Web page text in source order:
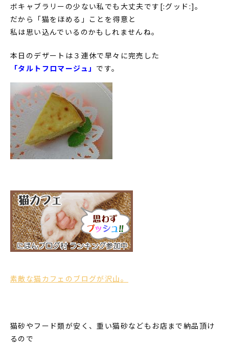
ボキャブラリーの少ない私でも大丈夫です[:グッド:]。
だから「猫をほめる」ことを得意と
私は思い込んでいるのかもしれませんね。
本日のデザートは３連休で早々に完売した
「タルトフロマージュ」 です。
素敵な猫カフェのブログが沢山。
猫砂やフード類が安く、重い猫砂などもお店まで納品頂け
るので